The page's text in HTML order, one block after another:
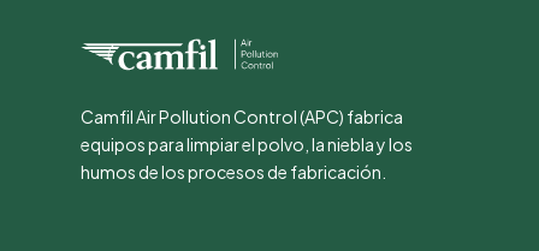
Camfil Air Pollution Control (APC) fabrica
equipos para limpiar el polvo, la niebla y los
humos de los procesos de fabricación.